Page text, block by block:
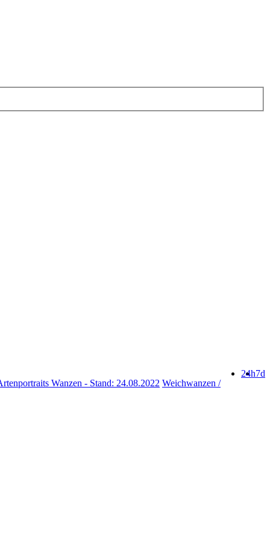
7d
24h
Wanzen - Stand: 24.08.2022 Weichwanzen /